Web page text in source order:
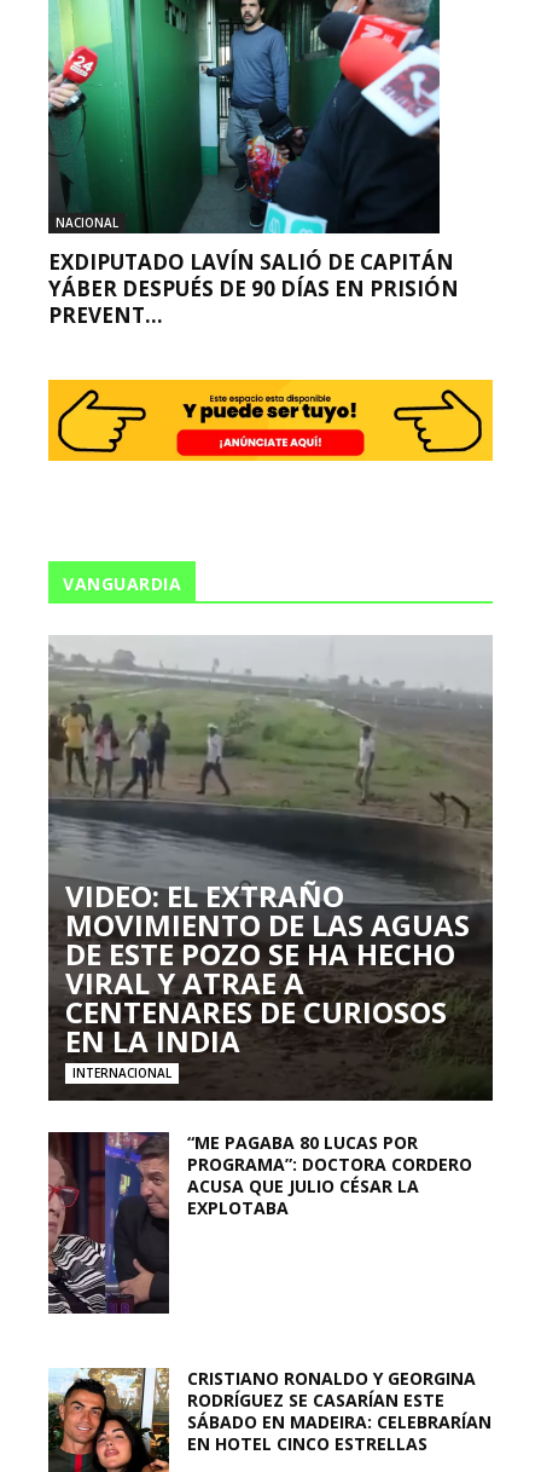
NACIONAL
EXDIPUTADO LAVÍN SALIÓ DE CAPITÁN
YÁBER DESPUÉS DE 90 DÍAS EN PRISIÓN
PREVENT...
VANGUARDIA
VIDEO: EL EXTRAÑO
MOVIMIENTO DE LAS AGUAS
DE ESTE POZO SE HA HECHO
VIRAL Y ATRAE A
CENTENARES DE CURIOSOS
EN LA INDIA
INTERNACIONAL
“ME PAGABA 80 LUCAS POR
PROGRAMA”: DOCTORA CORDERO
ACUSA QUE JULIO CÉSAR LA
EXPLOTABA
CRISTIANO RONALDO Y GEORGINA
RODRÍGUEZ SE CASARÍAN ESTE
SÁBADO EN MADEIRA: CELEBRARÍAN
EN HOTEL CINCO ESTRELLAS